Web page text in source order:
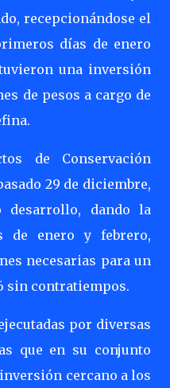
recepcionándose el
días de enero
una inversión
de pesos a cargo de
de Conservación
29 de diciembre,
desarrollo, dando la
de enero y febrero,
necesarias para un
sin contratiempos.
por diversas
que en su conjunto
cercano a los